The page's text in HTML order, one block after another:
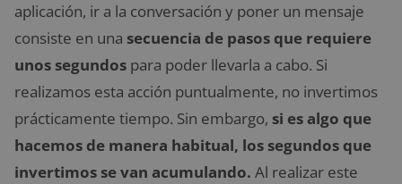
aplicación, ir a la conversación y poner un mensaje
consiste en una secuencia de pasos que requiere
unos segundos para poder llevarla a cabo. Si
realizamos esta acción puntualmente, no invertimos
prácticamente tiempo. Sin embargo, si es algo que
hacemos de manera habitual, los segundos que
invertimos se van acumulando. Al realizar este